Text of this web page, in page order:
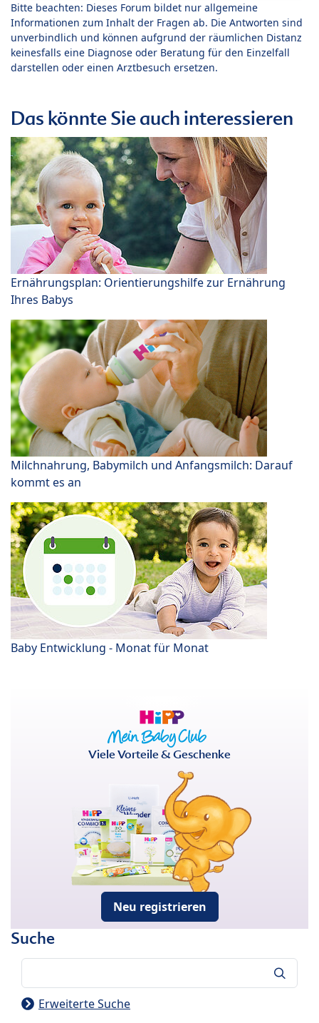
Bitte beachten: Dieses Forum bildet nur allgemeine
Informationen zum Inhalt der Fragen ab. Die Antworten sind
unverbindlich und können aufgrund der räumlichen Distanz
keinesfalls eine Diagnose oder Beratung für den Einzelfall
darstellen oder einen Arztbesuch ersetzen.
Das könnte Sie auch interessieren
Ernährungsplan: Orientierungshilfe zur Ernährung
Ihres Babys
Milchnahrung, Babymilch und Anfangsmilch: Darauf
kommt es an
Baby Entwicklung - Monat für Monat
Viele Vorteile & Geschenke
Neu registrieren
Suche
Erweiterte Suche